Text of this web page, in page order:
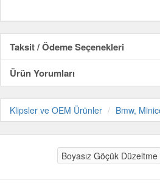
Taksit / Ödeme Seçenekleri
Ürün Yorumları
Klipsler ve OEM Ürünler Bmw,
Boyasız Göçük Düzeltme